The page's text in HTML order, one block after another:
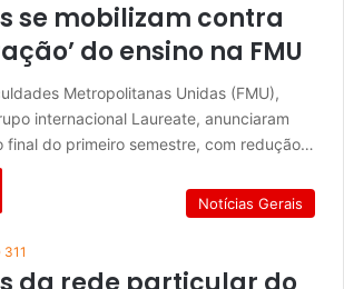
se mobilizam contra
do ensino na FMU
Metropolitanas Unidas (FMU),
internacional Laureate, anunciaram
final do primeiro semestre, com redução…
Notícias Gerais
311